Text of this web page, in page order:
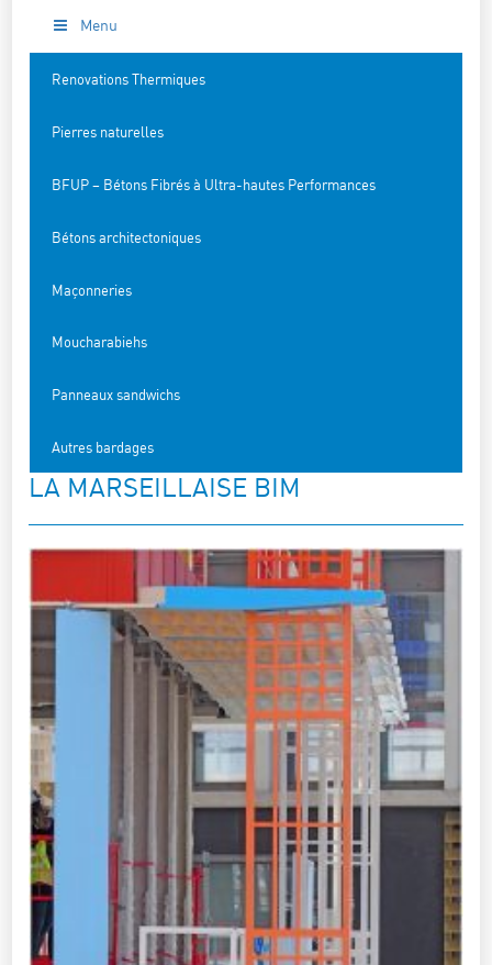
Menu
Renovations Thermiques
Pierres naturelles
BFUP – Bétons Fibrés à Ultra-hautes Performances
Bétons architectoniques
Maçonneries
Moucharabiehs
Panneaux sandwichs
Autres bardages
LA MARSEILLAISE BIM